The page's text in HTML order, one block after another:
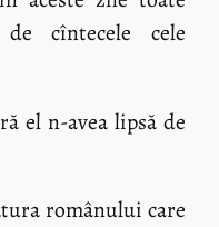
cîntecele cele
el n-avea lipsă de
românului care